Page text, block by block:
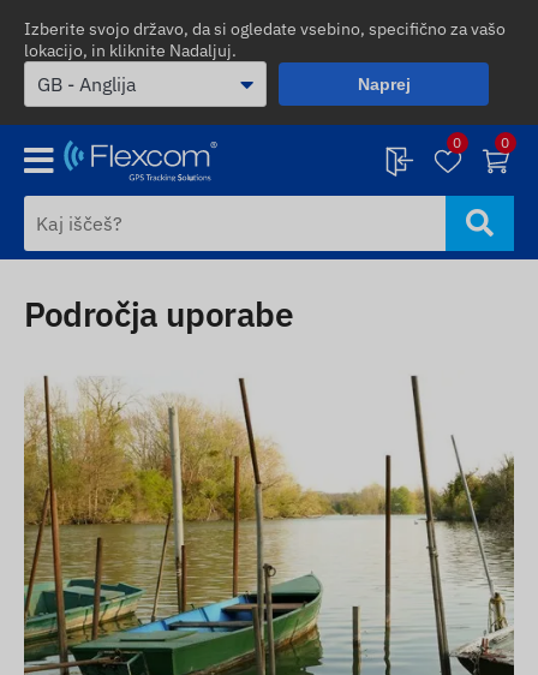
Izberite svojo državo, da si ogledate vsebino, specifično za vašo
lokacijo, in kliknite Nadaljuj.
Naprej
0 0
Področja uporabe